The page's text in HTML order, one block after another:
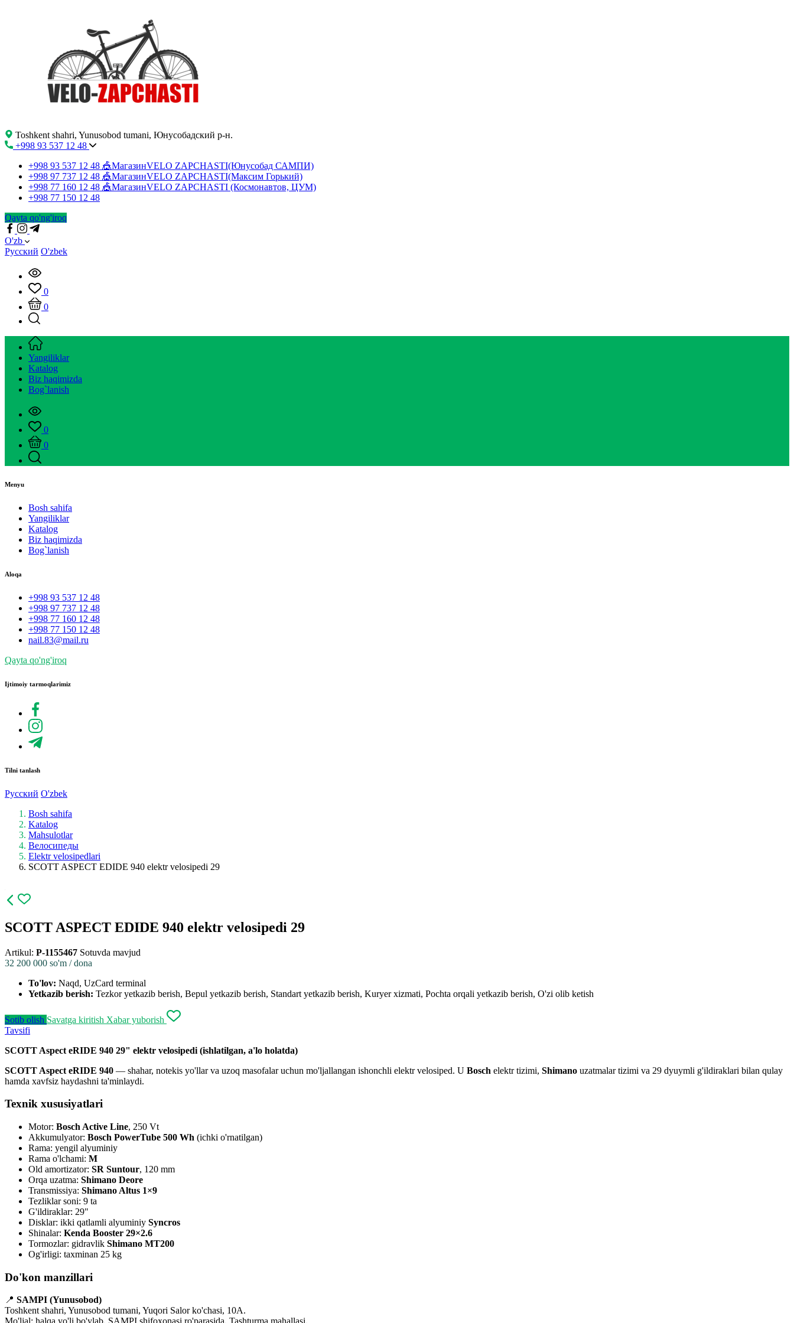
Toshkent shahri, Yunusobod tumani, Юнусобадский р-н.
+998 93 537 12 48
+998 93 537 12 48 🎪МагазинVELO ZAPCHASTI(Юнусобад САМПИ)
+998 97 737 12 48 🎪МагазинVELO ZAPCHASTI(Максим Горький)
+998 77 160 12 48 🎪МагазинVELO ZAPCHASTI (Космонавтов, ЦУМ)
+998 77 150 12 48
Qayta qo'ng'iroq
O'zb
Русский O'zbek
0
0
Yangiliklar
Katalog
Biz haqimizda
Bog`lanish
0
0
Menyu
Bosh sahifa
Yangiliklar
Katalog
Biz haqimizda
Bog`lanish
Aloqa
+998 93 537 12 48
+998 97 737 12 48
+998 77 160 12 48
+998 77 150 12 48
nail.83@mail.ru
Qayta qo'ng'iroq
Ijtimoiy tarmoqlarimiz
Tilni tanlash
Русский O'zbek
Bosh sahifa
Katalog
Mahsulotlar
Велосипеды
Elektr velosipedlari
SCOTT ASPECT EDIDE 940 elektr velosipedi 29
SCOTT ASPECT EDIDE 940 elektr velosipedi 29
Artikul: P-1155467 Sotuvda mavjud
32 200 000 so'm / dona
To'lov: Naqd, UzCard terminal
Yetkazib berish: Tezkor yetkazib berish, Bepul yetkazib berish, Standart yetkazib berish, Kuryer xizmati, Pochta orqali yetkazib berish, O'zi olib ketish
Sotib olish Savatga kiritish Xabar yuborish
Tavsifi
SCOTT Aspect eRIDE 940 29" elektr velosipedi (ishlatilgan, a'lo holatda)
SCOTT Aspect eRIDE 940 — shahar, notekis yo'llar va uzoq masofalar uchun mo'ljallangan ishonchli elektr velosiped. U Bosch elektr tizimi, Shimano uzatmalar tizimi va 29 dyuymli g'ildiraklari bilan qulay
hamda xavfsiz haydashni ta'minlaydi.
Texnik xususiyatlari
Motor: Bosch Active Line, 250 Vt
Akkumulyator: Bosch PowerTube 500 Wh (ichki o'rnatilgan)
Rama: yengil alyuminiy
Rama o'lchami: M
Old amortizator: SR Suntour, 120 mm
Orqa uzatma: Shimano Deore
Transmissiya: Shimano Altus 1×9
Tezliklar soni: 9 ta
G'ildiraklar: 29"
Disklar: ikki qatlamli alyuminiy Syncros
Shinalar: Kenda Booster 29×2.6
Tormozlar: gidravlik Shimano MT200
Og'irligi: taxminan 25 kg
Do'kon manzillari
📍 SAMPI (Yunusobod)
Toshkent shahri, Yunusobod tumani, Yuqori Salor ko'chasi, 10A.